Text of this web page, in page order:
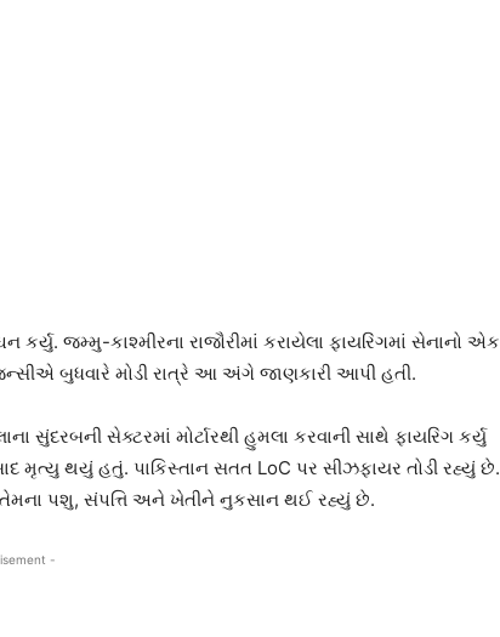
જમ્મુ-કાશ્મીરના રાજૌરીમાં કરાયેલા ફાયરિંગમાં સેનાનો એક
બુધવારે મોડી રાત્રે આ અંગે જાણકારી આપી હતી.
સુંદરબની સેક્ટરમાં મોર્ટારથી હુમલા કરવાની સાથે ફાયરિંગ કર્યુ
મૃત્યુ થયું હતું. પાકિસ્તાન સતત LoC પર સીઝફાયર તોડી રહ્યું છે.
તેમના પશુ, સંપત્તિ અને ખેતીને નુકસાન થઈ રહ્યું છે.
-